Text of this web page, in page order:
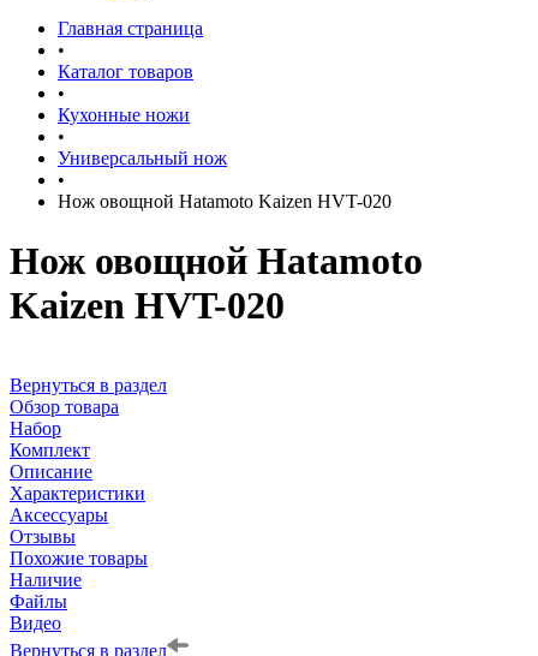
Главная страница
•
Каталог товаров
•
Кухонные ножи
•
Универсальный нож
•
Нож овощной Hatamoto Kaizen HVT-020
Нож овощной Hatamoto
Kaizen HVT-020
Вернуться в раздел
Обзор товара
Набор
Комплект
Описание
Характеристики
Аксессуары
Отзывы
Похожие товары
Наличие
Файлы
Видео
Вернуться в раздел